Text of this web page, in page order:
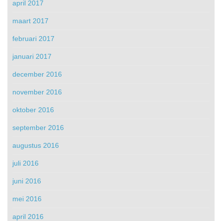
april 2017
maart 2017
februari 2017
januari 2017
december 2016
november 2016
oktober 2016
september 2016
augustus 2016
juli 2016
juni 2016
mei 2016
april 2016